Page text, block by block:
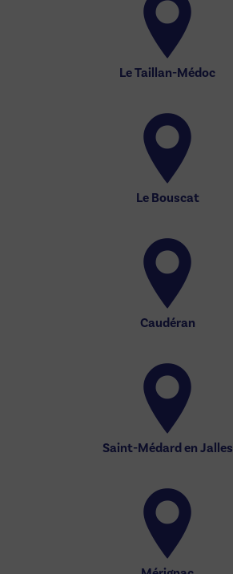
Le Taillan-Médoc
Le Bouscat
Caudéran
Saint-Médard en Jalles